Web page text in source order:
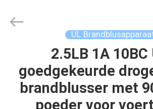
PRODUCTEN
UL
2.5LB 1A 10BC
goedgekeurde
brandblusser met
poeder voor